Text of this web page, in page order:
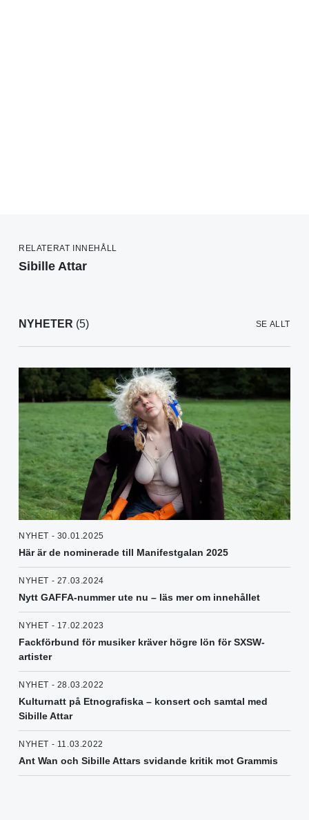
RELATERAT INNEHÅLL
Sibille Attar
NYHETER (5) SE ALLT
NYHET - 30.01.2025
Här är de nominerade till Manifestgalan 2025
NYHET - 27.03.2024
Nytt GAFFA-nummer ute nu – läs mer om innehållet
NYHET - 17.02.2023
Fackförbund för musiker kräver högre lön för SXSW-
artister
NYHET - 28.03.2022
Kulturnatt på Etnografiska – konsert och samtal med
Sibille Attar
NYHET - 11.03.2022
Ant Wan och Sibille Attars svidande kritik mot Grammis